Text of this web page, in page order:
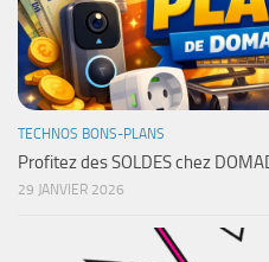
TECHNOS BONS-PLANS
Profitez des SOLDES chez
29 JANVIER 2026